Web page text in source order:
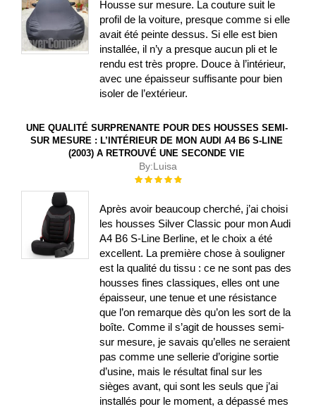
Housse sur mesure. La couture suit le
profil de la voiture, presque comme si elle
avait été peinte dessus. Si elle est bien
installée, il n’y a presque aucun pli et le
rendu est très propre. Douce à l’intérieur,
avec une épaisseur suffisante pour bien
isoler de l’extérieur.
UNE QUALITÉ SURPRENANTE POUR DES HOUSSES SEMI-
SUR MESURE : L’INTÉRIEUR DE MON AUDI A4 B6 S-LINE
(2003) A RETROUVÉ UNE SECONDE VIE
By:Luisa
Évaluation :
Après avoir beaucoup cherché, j’ai choisi
les housses Silver Classic pour mon Audi
A4 B6 S-Line Berline, et le choix a été
excellent. La première chose à souligner
est la qualité du tissu : ce ne sont pas des
housses fines classiques, elles ont une
épaisseur, une tenue et une résistance
que l’on remarque dès qu’on les sort de la
boîte. Comme il s’agit de housses semi-
sur mesure, je savais qu’elles ne seraient
pas comme une sellerie d’origine sortie
d’usine, mais le résultat final sur les
sièges avant, qui sont les seuls que j’ai
installés pour le moment, a dépassé mes